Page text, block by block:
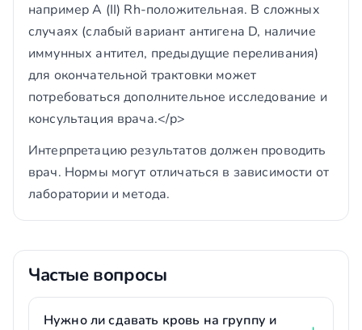
например A (II) Rh-положительная. В сложных
случаях (слабый вариант антигена D, наличие
иммунных антител, предыдущие переливания)
для окончательной трактовки может
потребоваться дополнительное исследование и
консультация врача.</p>
Интерпретацию результатов должен проводить
врач. Нормы могут отличаться в зависимости от
лаборатории и метода.
Частые вопросы
Нужно ли сдавать кровь на группу и